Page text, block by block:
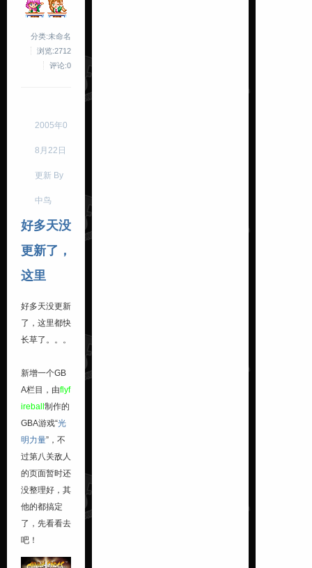
分类:未命名
浏览:2712
评论:0
2005年0
8月22日
更新 By
中鸟
好多天没
更新了，
这里
好多天没更新
了，这里都快
长草了。。。
新增一个GB
A栏目，由flyf
ireball 制作的
GBA游戏“光
明力量”，不
过第八关敌人
的页面暂时还
没整理好，其
他的都搞定
了，先看看去
吧！